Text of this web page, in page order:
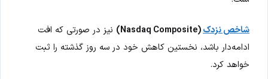
شاخص نزدک(Nasdaq Composite)
نیز در صورتی که افت
ادامه‌دار باشد، نخستین کاهش خود در سه روز گذشته را ثبت
خواهد کرد.